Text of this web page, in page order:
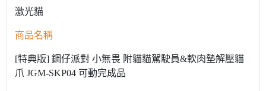
激光貓
商品名稱
[特典版] 鋼仔派對 小無畏 附貓貓駕駛員&軟肉墊解壓貓
爪 JGM-SKP04 可動完成品